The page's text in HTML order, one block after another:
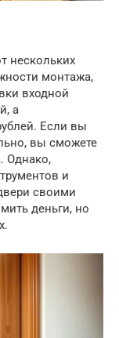
нескольких
монтажа,
входной
а
Если вы
вы сможете
Однако,
и
своими
деньги, но